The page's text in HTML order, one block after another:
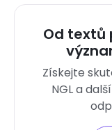
Od textů
Získejte
NGL a